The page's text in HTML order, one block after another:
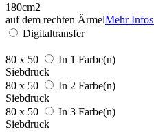
180cm2
auf dem rechten ÄrmelMehr
Digitaltransfer
80 x 50
In 1 Farbe(n)
Siebdruck
80 x 50
In 2 Farbe(n)
Siebdruck
80 x 50
In 3 Farbe(n)
Siebdruck